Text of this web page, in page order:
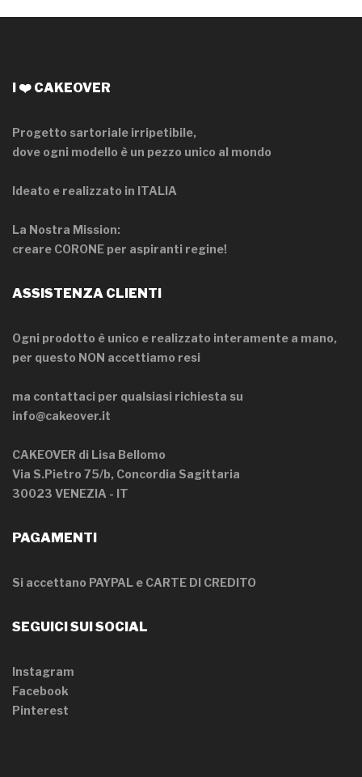
I ❤️ CAKEOVER
Progetto sartoriale irripetibile,
dove ogni modello è un pezzo unico al mondo
Ideato e realizzato in ITALIA
La Nostra Mission:
creare CORONE per aspiranti regine!
ASSISTENZA CLIENTI
Ogni prodotto è unico e realizzato interamente a mano,
per questo NON accettiamo resi
ma contattaci per qualsiasi richiesta su
info@cakeover.it
CAKEOVER di Lisa Bellomo
Via S.Pietro 75/b, Concordia Sagittaria
30023 VENEZIA - IT
PAGAMENTI
Si accettano PAYPAL e CARTE DI CREDITO
SEGUICI SUI SOCIAL
Instagram
Facebook
Pinterest